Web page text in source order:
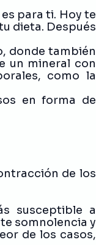
para ti. Hoy te
dieta. Después
donde también
un mineral con
como la
en forma de
de los
susceptible a
somnolencia y
de los casos,